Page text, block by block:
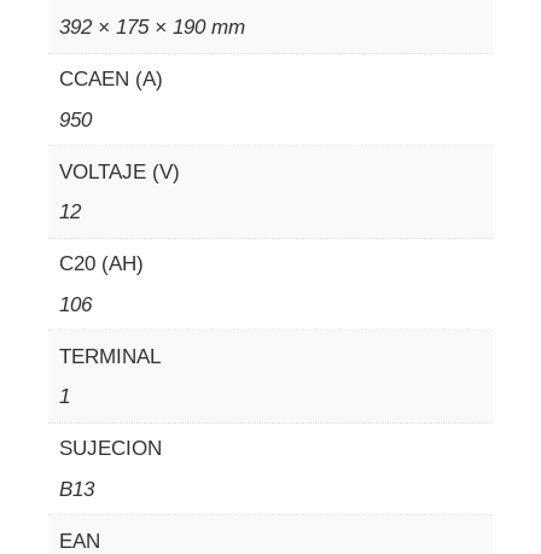
392 × 175 × 190 mm
CCAEN (A)
950
VOLTAJE (V)
12
C20 (AH)
106
TERMINAL
1
SUJECION
B13
EAN